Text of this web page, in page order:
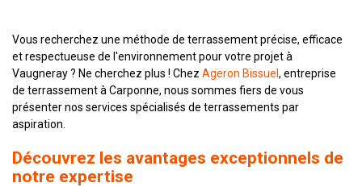
Vous recherchez une méthode de terrassement précise, efficace
et respectueuse de l'environnement pour votre projet à
Vaugneray ? Ne cherchez plus ! Chez Ageron Bissuel , entreprise
de terrassement à Carponne, nous sommes fiers de vous
présenter nos services spécialisés de terrassements par
aspiration.
Découvrez les avantages exceptionnels de
notre expertise